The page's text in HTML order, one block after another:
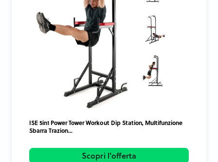
ISE 5in1 Power Tower Workout Dip Station, Multifunzione
Sbarra Trazion...
Scopri l'offerta